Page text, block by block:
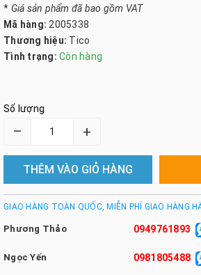
* Giá sản phẩm đã bao gồm VAT
Mã hàng: 2005338
Thương hiệu: Tico
Tình trạng: Còn hàng
Số lượng
– +
THÊM VÀO GIỎ HÀNG
GIAO HÀNG TOÀN QUỐC, MIỄN PHÍ GIAO HÀNG
Phương Thảo : 0949761893
Ngọc Yến : 0981805488